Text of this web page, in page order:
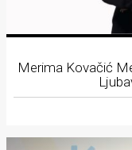
Merima Kovačić